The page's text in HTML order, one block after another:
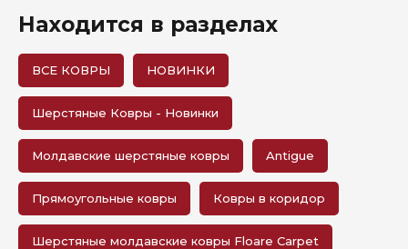
Находится в разделах
ВСЕ КОВРЫ НОВИНКИ
Шерстяные Ковры - Новинки
Молдавские шерстяные ковры Antigue
Прямоугольные ковры Ковры в коридор
Шерстяные молдавские ковры Floare Carpet